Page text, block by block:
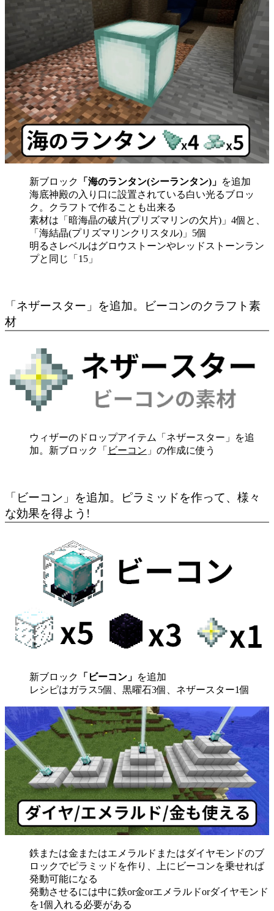
新ブロック 「海のランタン(シーランタン)」 を追加
海底神殿の入り口に設置されている白い光るブロッ
ク。クラフトで作ることも出来る
素材は「暗海晶の破片(プリズマリンの欠片)」4個と、
「海結晶(プリズマリンクリスタル)」5個
明るさレベルはグロウストーンやレッドストーンラン
プと同じ「15」
「ネザースター」を追加。ビーコンのクラフト素
材
ウィザーのドロップアイテム「ネザースター」を追
加。新ブロック「 ビーコン 」の作成に使う
「ビーコン」を追加。ピラミッドを作って、様々
な効果を得よう!
新ブロック 「ビーコン」 を追加
レシピはガラス5個、黒曜石3個、ネザースター1個
鉄または金またはエメラルドまたはダイヤモンドのブ
ロックでピラミッドを作り、上にビーコンを乗せれば
発動可能になる
発動させるには中に鉄or金orエメラルドorダイヤモンド
を1個入れる必要がある